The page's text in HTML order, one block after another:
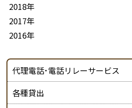
2018年
2017年
2016年
代理電話･電話リレーサービス
各種貸出